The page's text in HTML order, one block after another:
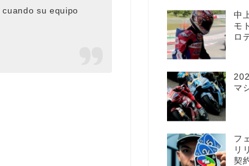
su equipo
中
モ
ロ
マ
フ
リ
契